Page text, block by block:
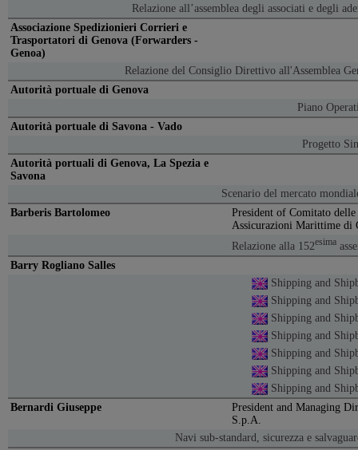
Relazione all’assemblea degli associati e degli
Associazione Spedizionieri Corrieri e
Trasportatori di Genova (Forwarders -
Genoa)
Relazione del Consiglio Direttivo all'Assemblea
Autorità portuale di Genova
Piano
Autorità portuale di Savona - Vado
Progetto
Autorità portuali di Genova, La Spezia e
Savona
Scenario del mercato
Barberis Bartolomeo
President of Comitato
Assicurazioni Marittime di
Relazione alla 152esima
Barry Rogliano Salles
Shipping and
Shipping and
Shipping and
Shipping and
Shipping and
Shipping and
Shipping and
Bernardi Giuseppe
President and Managing
S.p.A.
Navi sub-standard, sicurezza e